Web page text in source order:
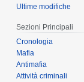
Ultime modifiche
Sezioni Principali
Cronologia
Mafia
Antimafia
Attività criminali